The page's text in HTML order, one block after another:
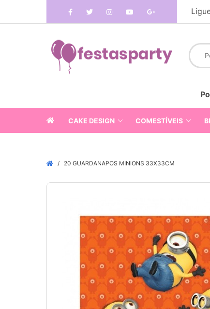
CAKE DESIGN COMESTÍVEIS
20 GUARDANAPOS MINIONS 33X33CM